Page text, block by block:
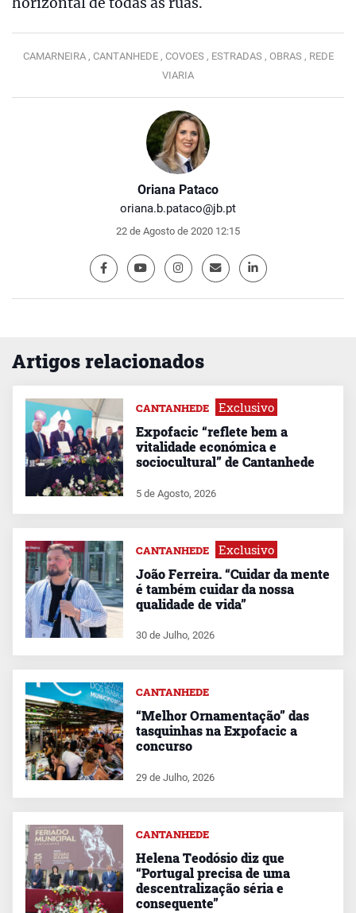
Oriana Pataco
oriana.b.pataco@jb.pt
22 de Agosto de 2020 12:15
CAMARNEIRA , CANTANHEDE , COVOES , ESTRADAS , OBRAS , REDE
VIARIA
Artigos relacionados
CANTANHEDE Exclusivo
Expofacic “reflete bem a
vitalidade económica e
sociocultural” de Cantanhede
5 de Agosto, 2026
CANTANHEDE Exclusivo
João Ferreira. “Cuidar da mente
é também cuidar da nossa
qualidade de vida”
30 de Julho, 2026
CANTANHEDE
“Melhor Ornamentação” das
tasquinhas na Expofacic a
concurso
29 de Julho, 2026
CANTANHEDE
Helena Teodósio diz que
“Portugal precisa de uma
descentralização séria e
consequente”